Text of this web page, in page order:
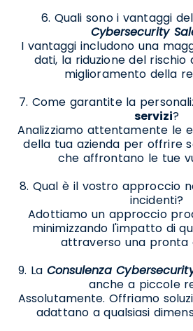
6. Quali sono i vantaggi
Cybersecurity
I vantaggi includono una
dati, la riduzione del
miglioramento della
7. Come garantite la
servizi?
Analizziamo attentamente le
della tua azienda per offrire
che affrontano le tue
8. Qual è il vostro approccio
incidenti?
Adottiamo un approccio
minimizzando l'impatto di
attraverso una pronta
9. La Consulenza
anche a piccole
Assolutamente. Offriamo
adattano a qualsiasi